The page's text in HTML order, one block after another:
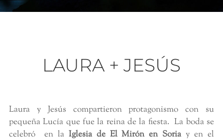
LAURA + JESÚS
Laura y Jesús compartieron protagonismo con su
pequeña Lucía que fue la reina de la fiesta. La boda se
celebró en la Iglesia de El Mirón en Soria y en el